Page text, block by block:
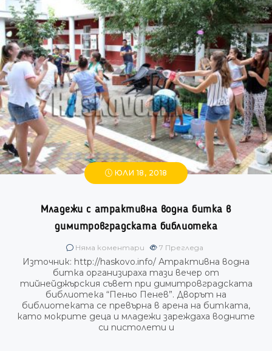
ЮЛИ 18, 2018
Младежи с атрактивна водна битка в
димитровградската библиотека
Няма коментари 7 Прегледа
Източник: http://haskovo.info/ Атрактивна водна
битка организираха тази вечер от
тийнейджърския съвет при димитровградската
библиотека “Пеньо Пенев”. Дворът на
библиотеката се превърна в арена на битката,
като мокрите деца и младежи зареждаха водните
си пистолети и